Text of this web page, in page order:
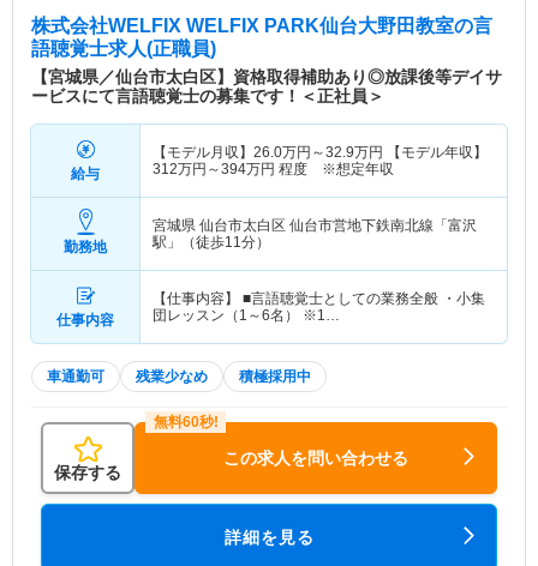
株式会社WELFIX WELFIX PARK仙台大野田教室の言
語聴覚士求人(正職員)
【宮城県／仙台市太白区】資格取得補助あり◎放課後等デイサ
ービスにて言語聴覚士の募集です！＜正社員＞
給与
【モデル月収】 26.0万円～32.9万円
【モデル年収】
312万円～394万円 程度 ※想定年収
勤務地
宮城県 仙台市太白区 仙台市営地下鉄南北線「富沢
駅」（徒歩11分）
仕事内容
【仕事内容】 ■言語聴覚士としての業務全般 ・小集
団レッスン（1～6名） ※1…
車通勤可 残業少なめ 積極採用中
保存する
この求人を問い合わせる
詳細を見る